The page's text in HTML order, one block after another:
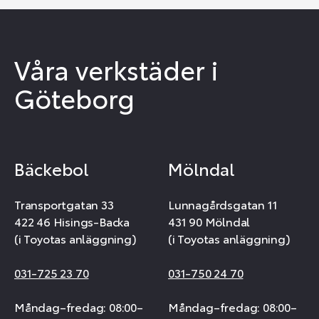
Våra verkstäder i
Göteborg
Bäckebol
Transportgatan 33
422 46 Hisings-Backa
(i Toyotas anläggning)
031-725 23 70
Måndag–fredag: 08:00–
Mölndal
Lunnagårdsgatan 11
431 90 Mölndal
(i Toyotas anläggning)
031-750 24 70
Måndag–fredag: 08:00–